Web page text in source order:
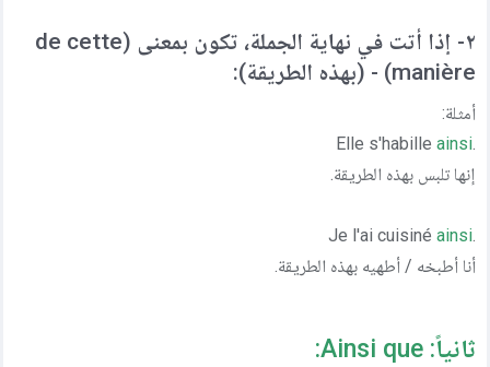
٢- إذا أتت في نهاية الجملة، تكون بمعنى (de cette
manière) - (بهذه الطريقة):
أمثلة:
.Elle s'habille
ainsi
إنها تلبس بهذه الطريقة.
.Je l'ai cuisiné
ainsi
أنا أطبخه / أطهيه بهذه الطريقة.
ثانياً: Ainsi que: